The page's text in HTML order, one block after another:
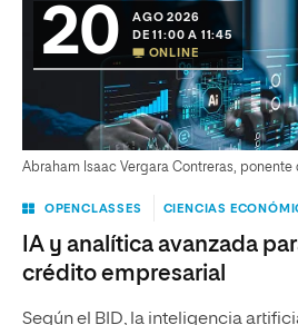
20
AGO 2026
DE 11:00 A 11:45
ONLINE
Abraham Isaac Vergara Contreras, ponente
OPENCLASSES CIENCIAS
IA y analítica avanzada
crédito empresarial
Según el BID, la inteligencia